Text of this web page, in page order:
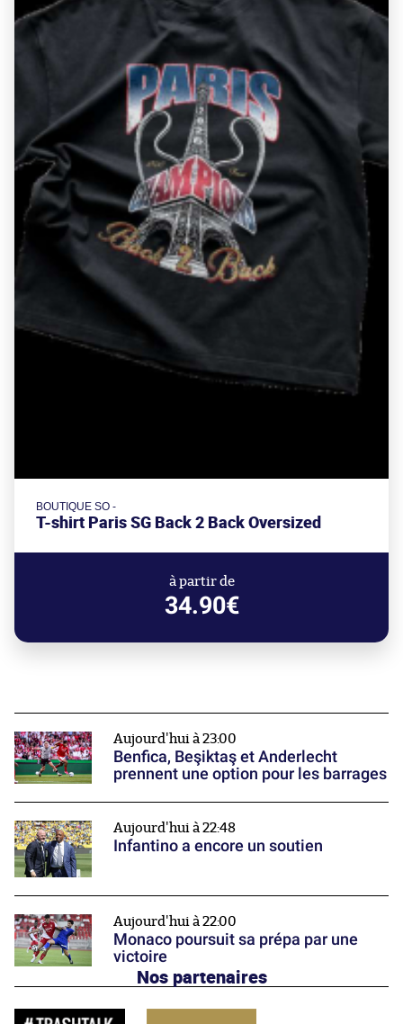
BOUTIQUE SO -
T-shirt Paris SG Back 2 Back Oversized
à partir de
34.90€
Aujourd'hui à 23:00
Benfica, Beşiktaş et Anderlecht
prennent une option pour les barrages
Aujourd'hui à 22:48
Infantino a encore un soutien
Aujourd'hui à 22:00
Monaco poursuit sa prépa par une
victoire
Nos partenaires